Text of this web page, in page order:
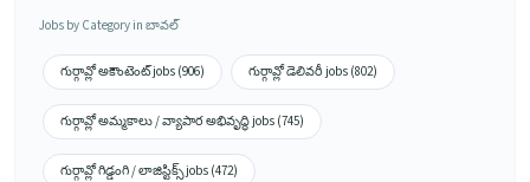
Jobs by Category in బావల్
గుర్గావ్లో అకౌంటెంట్ jobs (906) గుర్గావ్లో డెలివరీ jobs (802)
గుర్గావ్లో అమ్మకాలు / వ్యాపార అభివృద్ధి jobs (745)
గుర్గావ్లో గిడ్డంగి / లాజిస్టిక్స్ jobs (472)